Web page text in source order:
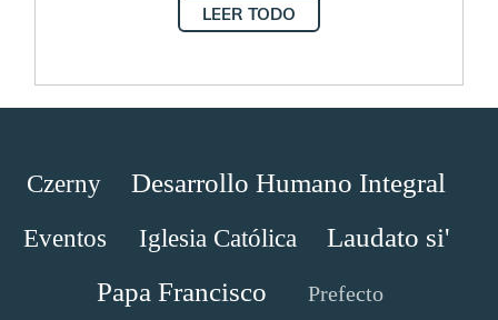
LEER TODO
Czerny Desarrollo Humano Integral
Eventos Iglesia Católica
Laudato si'
Papa Francisco
Prefecto